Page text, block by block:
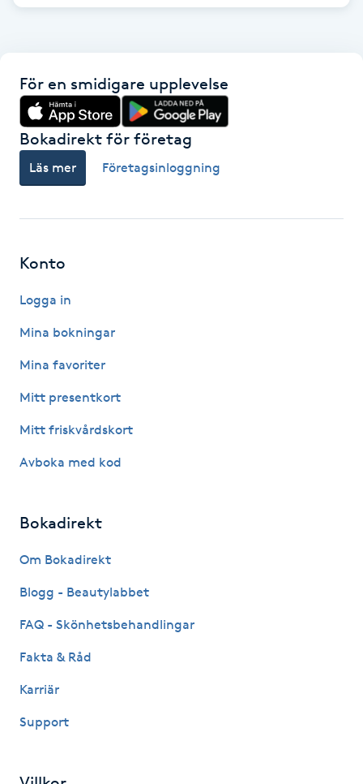
Hot yoga
Hudföryngring
Hyaluronsyra
Hyperhidros
Hårborttagning
Hårförlängning
Hårvård
Hälsprickor
Idrottsmassage
För en smidigare upplevelse
Bokadirekt för företag
Läs mer Företagsinloggning
Konto
Logga in
Mina bokningar
Mina favoriter
Mitt presentkort
Mitt friskvårdskort
Avboka med kod
Bokadirekt
Om Bokadirekt
Blogg - Beautylabbet
FAQ - Skönhetsbehandlingar
Fakta & Råd
Karriär
Support